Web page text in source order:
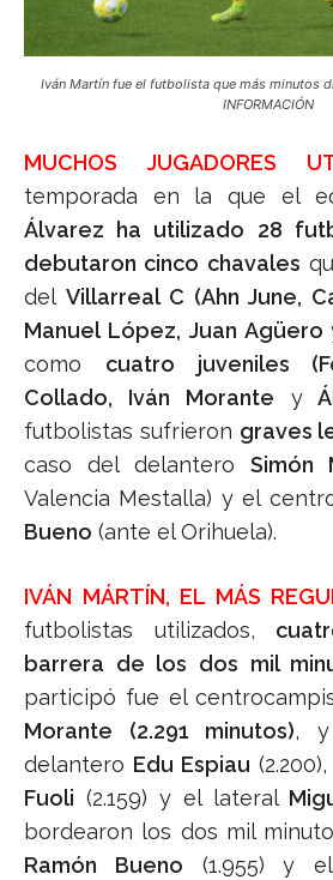
Iván Martín fue el futbolista que más minutos
INFORMACIÓN
MUCHOS JUGADORES
temporada en la que el
Álvarez ha utilizado 28
debutaron cinco chavales
del Villarreal C (Ahn June,
Manuel López, Juan Agüero
como cuatro juveniles
Collado, Iván Morante y
futbolistas sufrieron graves
caso del delantero Simón
Valencia Mestalla) y el
Bueno (ante el Orihuela).
IVÁN MÁRTÍN, EL MÁS
futbolistas utilizados,
barrera de los dos mil
participó fue el
Morante (2.291 minutos), y
delantero Edu Espiau
Fuoli (2.159) y el lateral
bordearon los dos mil
Ramón Bueno (1.955) y